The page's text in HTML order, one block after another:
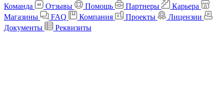
Команда
Отзывы Помощь Партнеры
Карьера
Магазины
FAQ Компания Проекты
Лицензии
Документы
Реквизиты